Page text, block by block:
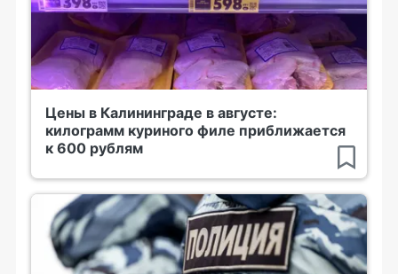
Цены в Калининграде в августе:
килограмм куриного филе приближается
к 600 рублям